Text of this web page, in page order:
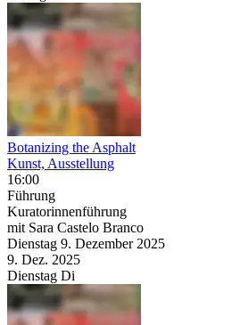
Botanizing the Asphalt
Kunst, Ausstellung
16:00
Führung
Kuratorinnenführung
mit Sara Castelo Branco
Dienstag 9. Dezember 2025
9. Dez. 2025
Dienstag Di